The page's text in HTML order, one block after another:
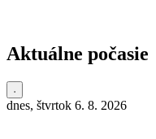
Aktuálne počasie
dnes, štvrtok 6. 8. 2026